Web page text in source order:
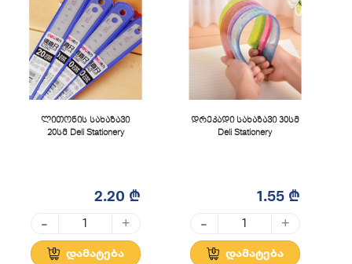
ლითონის სახაზავი
20სმ Deli Stationery
2.20 ₾
- +
დამატება
დრეკადი სახაზავი 30სმ
Deli Stationery
1.55 ₾
- +
დამატება